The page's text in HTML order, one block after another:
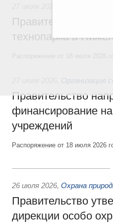
Правительство
технопарка в
Организация
Правительство
финансирование
учреждений
Распоряжение от 18 июля 2026
26 июля 2026, Охрана
Правительство
дирекции особо